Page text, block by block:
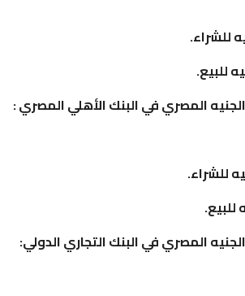
المصري في البنك الأهلي المصري :
المصري في البنك التجاري الدولي: